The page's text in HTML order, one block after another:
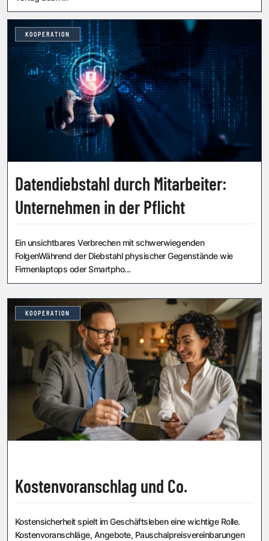
KOOPERATION
Datendiebstahl durch Mitarbeiter:
Unternehmen in der Pflicht
Ein unsichtbares Verbrechen mit schwerwiegenden
FolgenWährend der Diebstahl physischer Gegenstände wie
Firmenlaptops oder Smartpho...
KOOPERATION
Kostenvoranschlag und Co.
Kostensicherheit spielt im Geschäftsleben eine wichtige Rolle.
Kostenvoranschläge, Angebote, Pauschalpreisvereinbarungen